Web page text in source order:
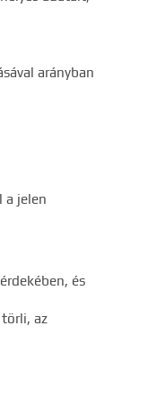
arányban
a jelen
és
az